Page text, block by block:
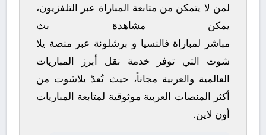
لمن لا يتمكن من متابعة المباراة عبر التلفزيون،
يمكن مشاهدة بث
مباشر لمباراة فالنسيا و برشلونة عبر منصة يلا
شوت التي توفر خدمة نقل أبرز المباريات
العالمية والعربية مجاناً، حيث تُعدّ يلاشوت من
أكثر المنصات العربية موثوقية لمتابعة المباريات
أون لاين.